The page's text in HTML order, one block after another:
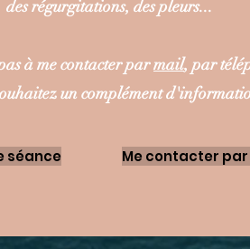
des régurgitations, des pleurs...
à me contacter parmail, par
un complément
séance Me contacter